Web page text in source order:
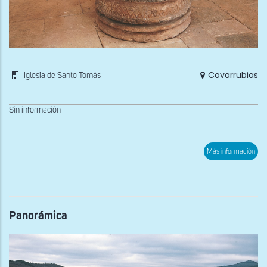
Iglesia de Santo Tomás Covarrubias
Sin información
Más información
Pila
Panorámica